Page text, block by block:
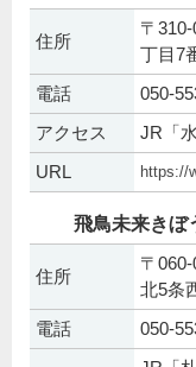
住所
〒
丁目7
電話
050-
アクセス
JR「
URL
https://
飛鳥未来きぼ
住所
〒
北5条
電話 050-